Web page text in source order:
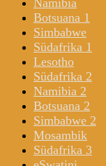
Namibia
Botsuana 1
Simbabwe
Südafrika 1
Lesotho
Südafrika 2
Namibia 2
Botsuana 2
Simbabwe 2
Mosambik
Südafrika 3